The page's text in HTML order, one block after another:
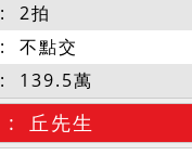
2拍
不點交
139.5萬
丘先生